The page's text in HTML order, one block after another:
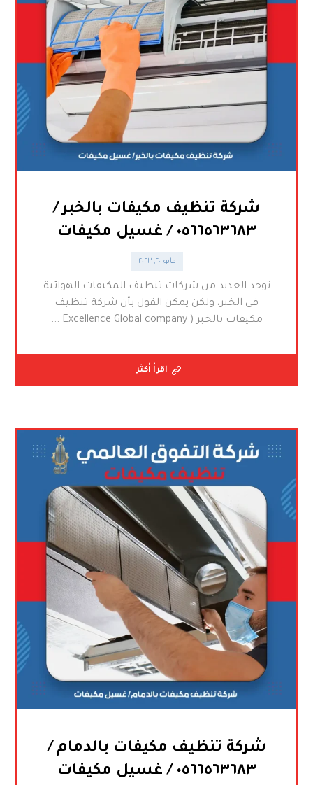
شركة تنظيف مكيفات بالخبر /
٠٥٦٦٥٦٣٦٨٣ / غسيل مكيفات
مايو ٢٠, ٢٠٢٣
توجد العديد من شركات تنظيف المكيفات الهوائية
في الخبر، ولكن يمكن القول بأن شركة تنظيف
مكيفات بالخبر ( Excellence Global company ...
اقرأ أكثر
شركة تنظيف مكيفات بالدمام /
٠٥٦٦٥٦٣٦٨٣ / غسيل مكيفات